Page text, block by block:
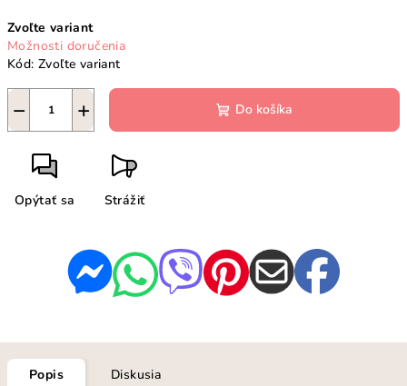
cena:
Zvoľte variant
Možnosti doručenia
Kód: Zvoľte variant
+
− Do košíka
Opýtať sa Strážiť
Popis Diskusia